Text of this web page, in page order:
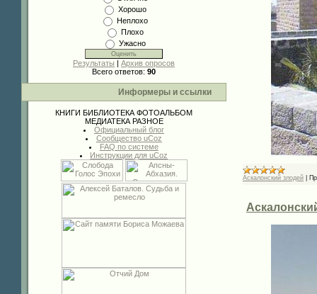
Хорошо
Неплохо
Плохо
Ужасно
Результаты | Архив опросов
Всего ответов: 90
Информеры и ссылки
КНИГИ БИБЛИОТЕКА ФОТОАЛЬБОМ
МЕДИАТЕКА РАЗНОЕ
Официальный блог
Сообщество uCoz
FAQ по системе
Инструкции для uCoz
Аскалонский злодей